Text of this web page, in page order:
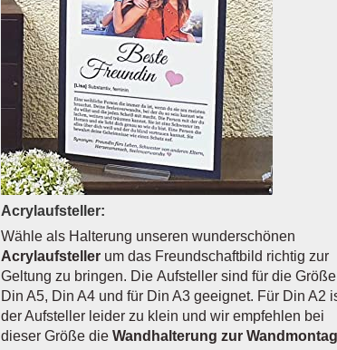
Acrylaufsteller:
Wähle als Halterung unseren wunderschönen
Acrylaufsteller um das Freundschaftbild richtig zur
Geltung zu bringen. Die Aufsteller sind für die
Din A5, Din A4 und für Din A3 geeignet. Für Din A2
der Aufsteller leider zu klein und wir empfehlen bei
dieser Größe dieWandhalterung zur